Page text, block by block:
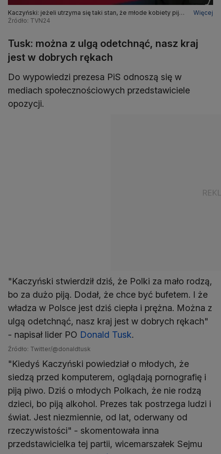
Kaczyński: jeżeli utrzyma się taki stan, że młode kobiety piją
tyle samo co ich rówieśnicy, to dzieci nie będzie
Więcej
Źródło: TVN24
Tusk: można z ulgą odetchnąć, nasz kraj
jest w dobrych rękach
Do wypowiedzi prezesa PiS odnoszą się w
mediach społecznościowych przedstawiciele
opozycji.
"Kaczyński stwierdził dziś, że Polki za mało rodzą,
bo za dużo piją. Dodał, że chce być bufetem. I że
władza w Polsce jest dziś ciepła i prężna. Można z
ulgą odetchnąć, nasz kraj jest w dobrych rękach"
- napisał lider PO Donald Tusk.
Źródło: Twitter/@donaldtusk
"Kiedyś Kaczyński powiedział o młodych, że
siedzą przed komputerem, oglądają pornografię i
piją piwo. Dziś o młodych Polkach, że nie rodzą
dzieci, bo piją alkohol. Prezes tak postrzega ludzi i
świat. Jest niezmiennie, od lat, oderwany od
rzeczywistości" - skomentowała inna
przedstawicielka tej partii, wicemarszałek Sejmu